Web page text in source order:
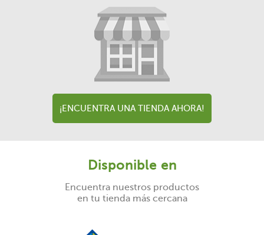
¡ENCUENTRA UNA TIENDA AHORA!
Disponible en
Encuentra nuestros productos
en tu tienda más cercana